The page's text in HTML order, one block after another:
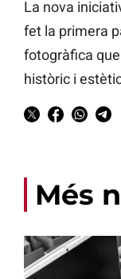
La nova
fet la primera
fotogràfica
històric i
Més